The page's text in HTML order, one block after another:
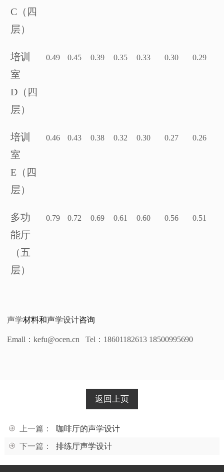
C（四
层）
培训
室
D（四
层）
0.49 0.45 0.39 0.35 0.33 0.30 0.29
培训
室
E（四
层）
0.46 0.43 0.38 0.32 0.30 0.27 0.26
多功
能厅
（五
层）
0.79 0.72 0.69 0.61 0.60 0.56 0.51
声学材料和声学设计咨询
Emall ：kefu@ocen.cn Tel：18601182613 18500995690
返回上页
上一篇： 咖啡厅的声学设计
下一篇： 排练厅声学设计